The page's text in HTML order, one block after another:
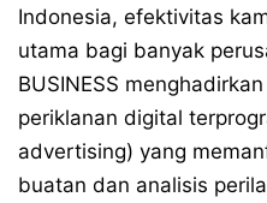
Indonesia, efektivitas
utama bagi banyak
BUSINESS
periklanan digital
advertising) yang
buatan dan analisis